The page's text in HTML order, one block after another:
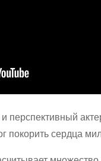
перспективный
покорить сердца